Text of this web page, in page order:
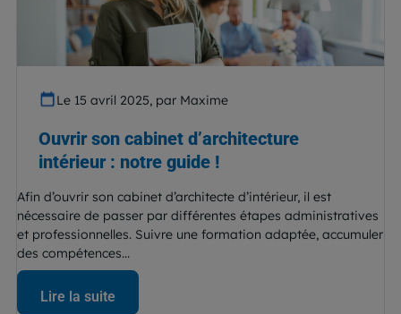
Le 15 avril 2025, par Maxime
Ouvrir son cabinet d’architecture
intérieur : notre guide !
Afin d’ouvrir son cabinet d’architecte d’intérieur, il est
nécessaire de passer par différentes étapes administratives
et professionnelles. Suivre une formation adaptée, accumuler
des compétences...
Lire la suite